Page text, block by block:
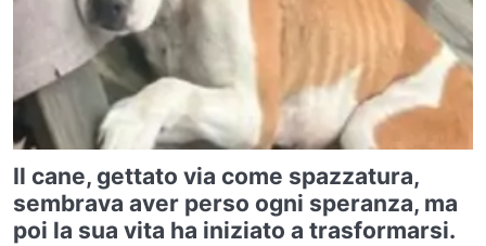
Il cane, gettato via come spazzatura,
sembrava aver perso ogni speranza, ma
poi la sua vita ha iniziato a trasformarsi.